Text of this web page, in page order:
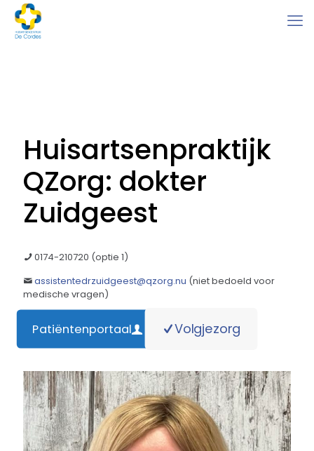
Huisartsenpraktijk
QZorg: dokter
Zuidgeest
0174-210720 (optie 1)
assistentedrzuidgeest@qzorg.nu (niet bedoeld voor
medische vragen)
Patiëntenportaal Volgjezorg